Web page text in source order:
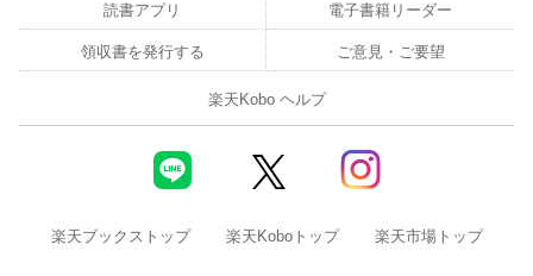
読書アプリ 電子書籍リーダー
領収書を発行する ご意見・ご要望
楽天Kobo ヘルプ
楽天ブックストップ 楽天Koboトップ 楽天市場トップ